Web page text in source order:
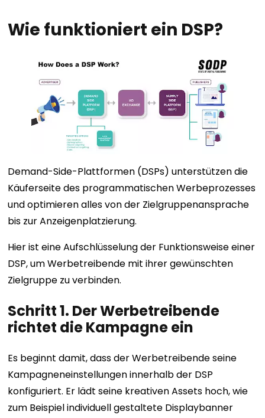
Wie funktioniert ein DSP?
Demand-Side-Plattformen (DSPs) unterstützen die
Käuferseite des programmatischen Werbeprozesses
und optimieren alles von der Zielgruppenansprache
bis zur Anzeigenplatzierung.
Hier ist eine Aufschlüsselung der Funktionsweise einer
DSP, um Werbetreibende mit ihrer gewünschten
Zielgruppe zu verbinden.
Schritt 1. Der Werbetreibende
richtet die Kampagne ein
Es beginnt damit, dass der Werbetreibende seine
Kampagneneinstellungen innerhalb der DSP
konfiguriert. Er lädt seine kreativen Assets hoch, wie
zum Beispiel individuell gestaltete Displaybanner